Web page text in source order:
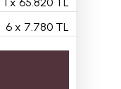
6x 7.780 TL